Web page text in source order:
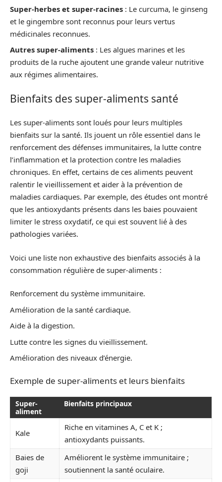
Super-herbes et super-racines : Le curcuma, le ginseng
et le gingembre sont reconnus pour leurs vertus
médicinales reconnues.
Autres super-aliments : Les algues marines et les
produits de la ruche ajoutent une grande valeur nutritive
aux régimes alimentaires.
Bienfaits des super-aliments santé
Les super-aliments sont loués pour leurs multiples
bienfaits sur la santé. Ils jouent un rôle essentiel dans le
renforcement des défenses immunitaires, la lutte contre
l’inflammation et la protection contre les maladies
chroniques. En effet, certains de ces aliments peuvent
ralentir le vieillissement et aider à la prévention de
maladies cardiaques. Par exemple, des études ont montré
que les antioxydants présents dans les baies pouvaient
limiter le stress oxydatif, ce qui est souvent lié à des
pathologies variées.
Voici une liste non exhaustive des bienfaits associés à la
consommation régulière de super-aliments :
Renforcement du système immunitaire.
Amélioration de la santé cardiaque.
Aide à la digestion.
Lutte contre les signes du vieillissement.
Amélioration des niveaux d’énergie.
Exemple de super-aliments et leurs bienfaits
Super-
aliment
Bienfaits principaux
Kale
Riche en vitamines A, C et K ;
antioxydants puissants.
Baies de
goji
Améliorent le système immunitaire ;
soutiennent la santé oculaire.